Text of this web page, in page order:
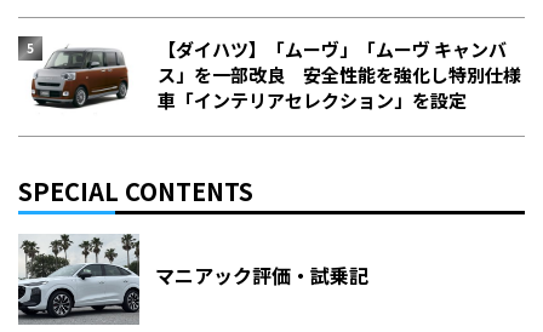
【ダイハツ】「ムーヴ」「ムーヴ キャンバ
ス」を一部改良 安全性能を強化し特別仕様
車「インテリアセレクション」を設定
SPECIAL CONTENTS
マニアック評価・試乗記